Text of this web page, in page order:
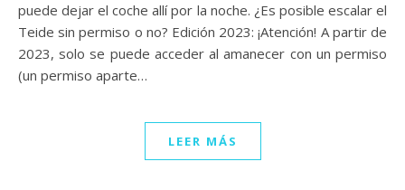
puede dejar el coche allí por la noche. ¿Es posible escalar el
Teide sin permiso o no? Edición 2023: ¡Atención! A partir de
2023, solo se puede acceder al amanecer con un permiso
(un permiso aparte…
LEER MÁS